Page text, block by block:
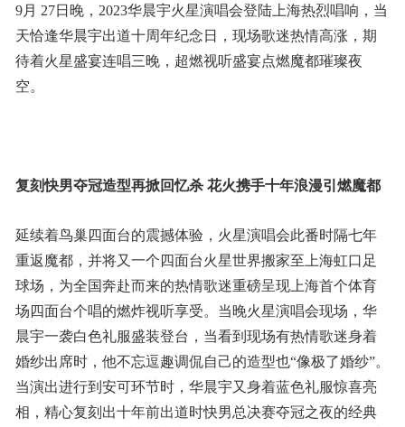
9月 27日晚，2023华晨宇火星演唱会登陆上海热烈唱响，当
天恰逢华晨宇出道十周年纪念日，现场歌迷热情高涨，期
待着火星盛宴连唱三晚，超燃视听盛宴点燃魔都璀璨夜
空。
复刻快男夺冠造型再掀回忆杀 花火携手十年浪漫引燃魔都
延续着鸟巢四面台的震撼体验，火星演唱会此番时隔七年
重返魔都，并将又一个四面台火星世界搬家至上海虹口足
球场，为全国奔赴而来的热情歌迷重磅呈现上海首个体育
场四面台个唱的燃炸视听享受。当晚火星演唱会现场，华
晨宇一袭白色礼服盛装登台，当看到现场有热情歌迷身着
婚纱出席时，他不忘逗趣调侃自己的造型也“像极了婚纱”。
当演出进行到安可环节时，华晨宇又身着蓝色礼服惊喜亮
相，精心复刻出十年前出道时快男总决赛夺冠之夜的经典